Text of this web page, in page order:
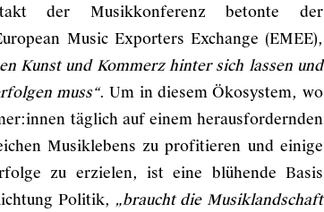
der Musikkonferenz betonte der
Music Exporters Exchange (EMEE),
Kunst und Kommerz hinter sich lassen und
muss“. Um in diesem Ökosystem, wo
täglich auf einem herausfordernden
Musiklebens zu profitieren und einige
zu erzielen, ist eine blühende Basis
Politik, „braucht die Musiklandschaft